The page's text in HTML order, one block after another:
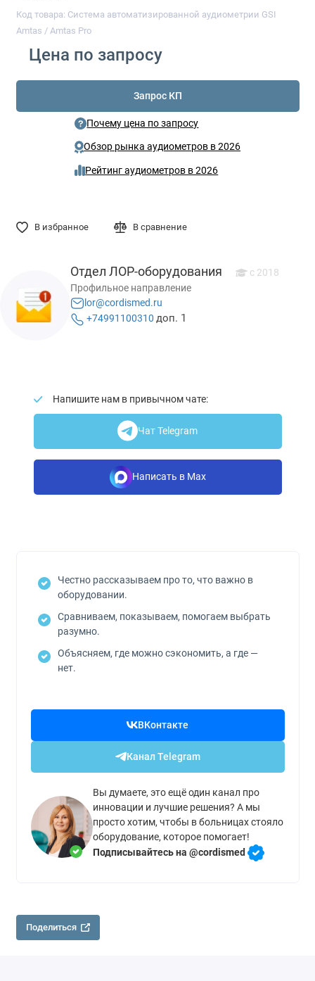
Код товара: Система автоматизированной аудиометрии GSI
Аmtas / Аmtas Pro
Цена по запросу
Запрос КП
Почему цена по запросу
Обзор рынка аудиометров в 2026
Рейтинг аудиометров в 2026
В избранное В сравнение
Отдел ЛОР-оборудования c 2018
Профильное направление
lor@cordismed.ru
+74991100310 доп. 1
Напишите нам в привычном чате:
Чат Telegram
Написать в Max
Честно рассказываем про то, что важно в
оборудовании.
Сравниваем, показываем, помогаем выбрать
разумно.
Объясняем, где можно сэкономить, а где —
нет.
ВКонтакте
Канал Telegram
Вы думаете, это ещё один канал про
инновации и лучшие решения? А мы
просто хотим, чтобы в больницах стояло
оборудование, которое помогает!
Подписывайтесь на @cordismed
Поделиться